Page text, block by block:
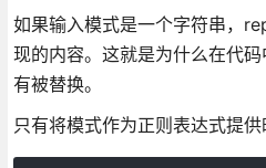
如果输入模式是一个字符串，
现的内容。这就是为什么在代
有被替换。
只有将模式作为正则表达式提供